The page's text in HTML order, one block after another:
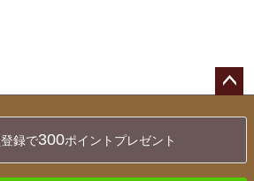
へ
録で300ポイントプレゼント